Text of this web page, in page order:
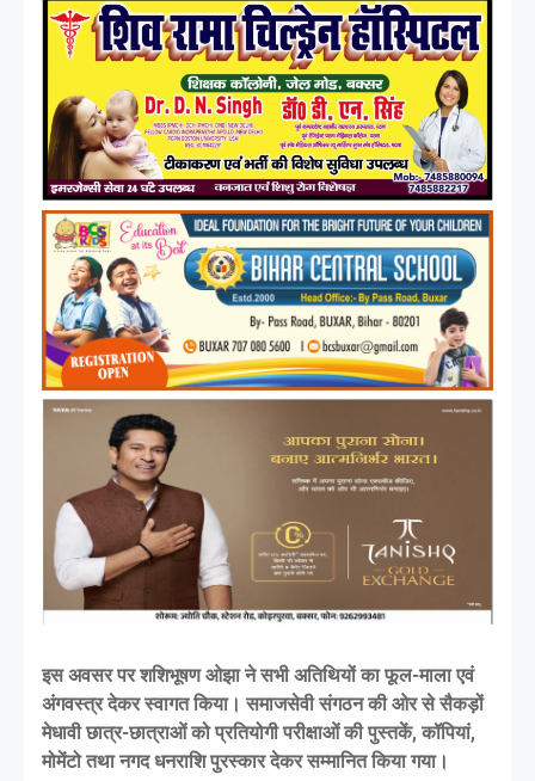
इस अवसर पर शशिभूषण ओझा ने सभी अतिथियों का फूल-माला एवं
अंगवस्त्र देकर स्वागत किया। समाजसेवी संगठन की ओर से सैकड़ों
मेधावी छात्र-छात्राओं को प्रतियोगी परीक्षाओं की पुस्तकें, कॉपियां,
मोमेंटो तथा नगद धनराशि पुरस्कार देकर सम्मानित किया गया।